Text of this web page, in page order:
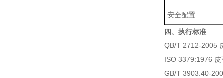
安全配置
四、执行标准
QB/T 2712-2005
ISO 3379:1976
GB/T 3903.40-